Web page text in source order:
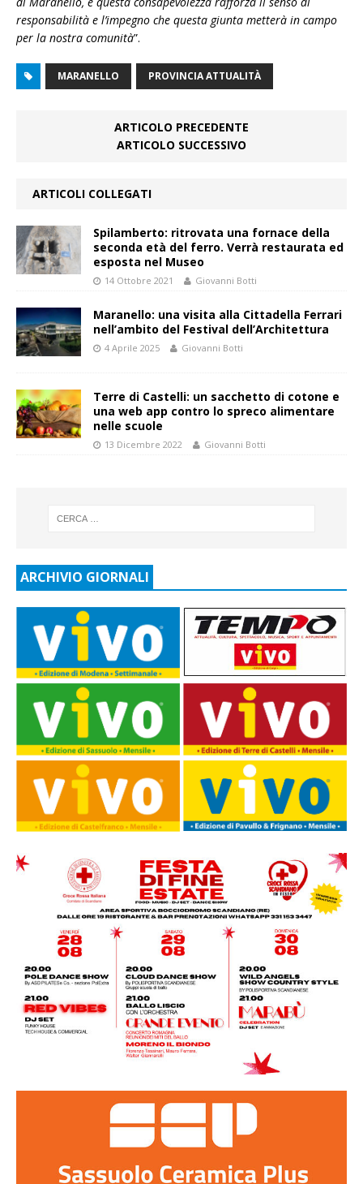
responsabilità e l’impegno che questa giunta metterà in campo
per la nostra comunità”.
MARANELLO PROVINCIA ATTUALITÀ
ARTICOLO PRECEDENTE
ARTICOLO SUCCESSIVO
ARTICOLI COLLEGATI
Spilamberto: ritrovata una fornace della
seconda età del ferro. Verrà restaurata ed
esposta nel Museo
14 Ottobre 2021 Giovanni Botti
Maranello: una visita alla Cittadella Ferrari
nell’ambito del Festival dell’Architettura
4 Aprile 2025 Giovanni Botti
Terre di Castelli: un sacchetto di cotone e
una web app contro lo spreco alimentare
nelle scuole
13 Dicembre 2022 Giovanni Botti
ARCHIVIO GIORNALI